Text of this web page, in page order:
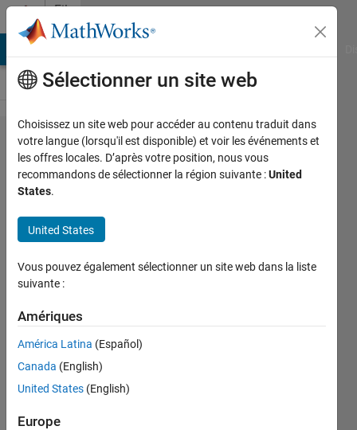
Passer au contenu
File
Exchange
Gaussian
process
data with
Flexible non-parametric regression
tool for survival data (including
competing risks)
Version 1.0
Sélectionner un site web
Choisissez un site web pour accéder au contenu traduit dans
votre langue (lorsqu'il est disponible) et voir les événements et
les offres locales. D’après votre position, nous vous
recommandons de sélectionner la région suivante :United
States.
United States
Vous pouvez également sélectionner un site web dans la liste
suivante :
Amériques
América Latina (Español)
Canada (English)
United States (English)
Europe